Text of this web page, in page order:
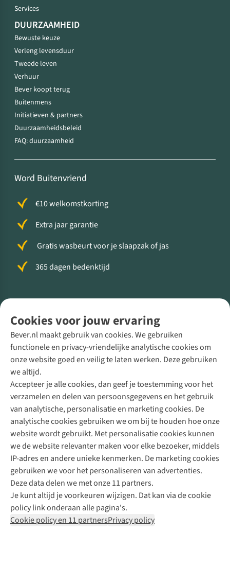
Cookies voor jouw ervaring
Bever.nl maakt gebruik van cookies. We gebruiken
functionele en privacy-vriendelijke analytische cookies om
onze website goed en veilig te laten werken. Deze gebruiken
we altijd.
Accepteer je alle cookies, dan geef je toestemming voor het
verzamelen en delen van persoonsgegevens en het gebruik
van analytische, personalisatie en marketing cookies. De
analytische cookies gebruiken we om bij te houden hoe onze
website wordt gebruikt. Met personalisatie cookies kunnen
we de website relevanter maken voor elke bezoeker, middels
IP-adres en andere unieke kenmerken. De marketing cookies
gebruiken we voor het personaliseren van advertenties.
Deze data delen we met onze 11 partners.
Je kunt altijd je voorkeuren wijzigen. Dat kan via de cookie
policy link onderaan alle pagina's.
Cookie policy en 11 partnersPrivacy policy
Services
DUURZAAMHEID
Bewuste keuze
Verleng levensduur
Tweede leven
Verhuur
Bever koopt terug
Buitenmens
Initiatieven & partners
Duurzaamheidsbeleid
FAQ: duurzaamheid
Word Buitenvriend
€10 welkomstkorting
Extra jaar garantie
Gratis wasbeurt voor je slaapzak of jas
365 dagen bedenktijd
Direct advies van een Buitenexpert
+31 (0)85 888 50 88
+31 6 12 28 49 80
Contactformulier